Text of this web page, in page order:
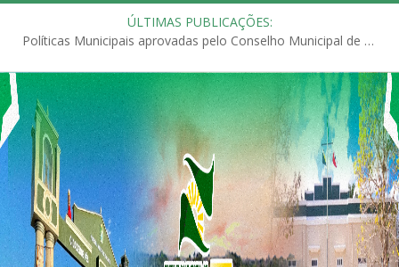
ÚLTIMAS PUBLICAÇÕES:
Políticas Municipais aprovadas pelo Conselho Municipal de Educação (CME)